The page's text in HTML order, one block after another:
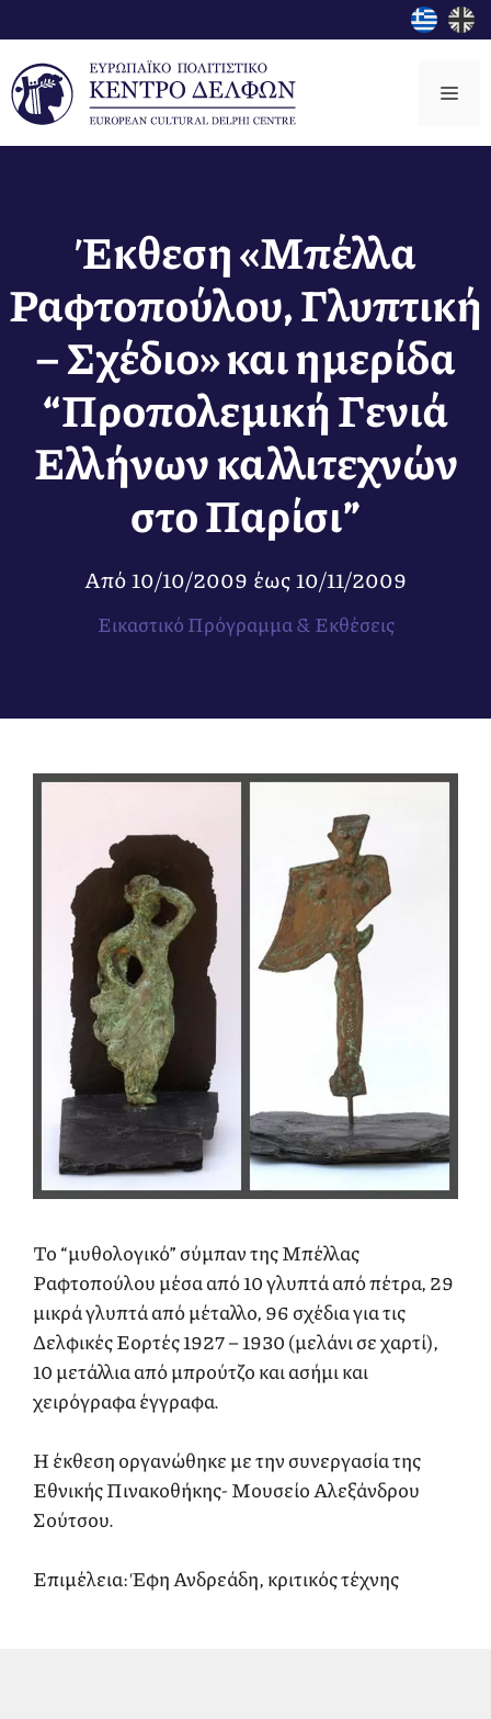
σε
περιεχόμενο
Έκθεση «Μπέλλα
Ραφτοπούλου, Γλυπτική
– Σχέδιο» και ημερίδα
“Προπολεμική Γενιά
Ελλήνων καλλιτεχνών
στο Παρίσι”
Από10/10/2009 έως10/11/2009
Εικαστικό Πρόγραμμα & Εκθέσεις
Το “μυθολογικό” σύμπαν της Μπέλλας
Ραφτοπούλου μέσα από 10 γλυπτά από πέτρα, 29
μικρά γλυπτά από μέταλλο, 96 σχέδια για τις
Δελφικές Εορτές 1927 – 1930 (μελάνι σε χαρτί),
10 μετάλλια από μπρούτζο και ασήμι και
χειρόγραφα έγγραφα.
Η έκθεση οργανώθηκε με την συνεργασία της
Εθνικής Πινακοθήκης- Μουσείο Αλεξάνδρου
Σούτσου.
Επιμέλεια: Έφη Ανδρεάδη, κριτικός τέχνης